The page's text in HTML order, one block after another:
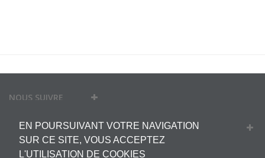
EN POURSUIVANT VOTRE NAVIGATION
SUR CE SITE, VOUS ACCEPTEZ
L'UTILISATION DE COOKIES
NOUS SUIVRE
MON COMPTE